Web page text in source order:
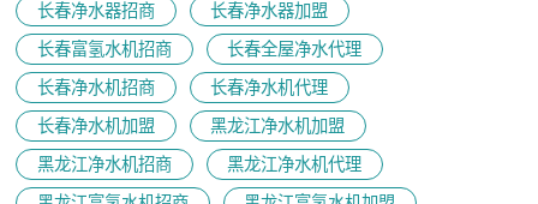
长春净水器招商
长春净水器加盟
长春富氢水机招商
长春全屋净水代理
长春净水机招商
长春净水机代理
长春净水机加盟
黑龙江净水机加盟
黑龙江净水机招商
黑龙江净水机代理